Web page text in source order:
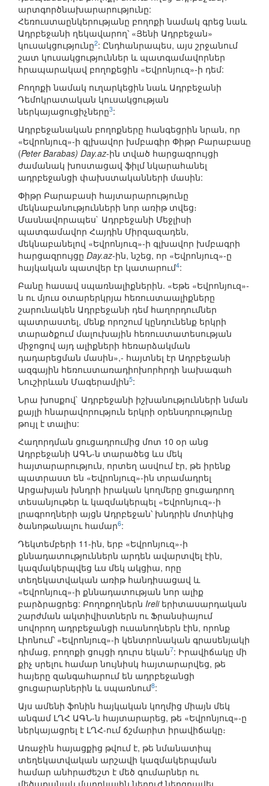
արտգործնախարարությունը:
Հեռուստաընկերությանը բողոքի նամակ գրեց նաև
Ադրբեջանի ղեկավարող՝ «Յենի Ադրբեջան»
կուսակցությունը2: Ընդհանրապես, այս շրջանում
շատ կուսակցություններ և պատգամավորներ
հրապարակավ բողոքեցին «Եվրոնյուզ»-ի դեմ:
Բողոքի նամակ ուղարկեցին նաև Ադրբեջանի
Դեմոկրատական կուսակցության
ներկայացուցիչները3:
Ադրբեջանական բողոքները հանգեցրին նրան, որ
«Եվրոնյուզ»-ի գլխավոր խմբագիր Փիթր Բարաբասը
(Peter Barabas) Day.az-ին տված հարցազրույցի
ժամանակ խոստացավ ֆիլմ նկարահանել
ադրբեջանցի փախստականների մասին:
Փիթր Բարաբասի հայտարարությունը
մեկնաբանությունների նոր առիթ տվեց։
Մասնավորապես` Ադրբեջանի Մեջլիսի
պատգամավոր Հայդին Միրզազադեն,
մեկնաբանելով «Եվրոնյուզ»-ի գլխավոր խմբագրի
հարցազրույցը Day.az-ին, նշեց, որ «Եվրոնյուզ»-ը
հայկական պատվեր էր կատարում4:
Բանը հասավ սպառնալիքներին. «Եթե «Եվրոնյուզ»-
ն ու մյուս օտարերկրյա հեռուստաալիքները
շարունակեն Ադրբեջանի դեմ հաղորդումներ
պատրաստել, մենք որոշում կընդունենք երկրի
տարածքում մալուխային հեռուստատեսության
միջոցով այդ ալիքների հեռարձակման
դադարեցման մասին»,- հայտնել էր Ադրբեջանի
ազգային հեռուստառադիոխորհրդի նախագահ
Նուշիրևան Մագերամլին5:
Նրա խոսքով` Ադրբեջանի իշխանությունների նման
քայլի հնարավորություն երկրի օրենսդրությունը
թույլ է տալիս:
Հաղորդման ցուցադրումից մոտ 10 օր անց
Ադրբեջանի ԱԳՆ-ն տարածեց ևս մեկ
հայտարարություն, որտեղ ասվում էր, թե իրենք
պատրաստ են «Եվրոնյուզ»-ին տրամադրել
Արցախյան խնդրի իրական կողմերը ցուցադրող
տեսանյութեր և կազմակերպել «Եվրոնյուզ»-ի
լրագրողների այցն Ադրբեջան՝ խնդրին մոտիկից
ծանոթանալու համար6:
Դեկտեմբերի 11-ին, երբ «Եվրոնյուզ»-ի
քննադատություններն արդեն ավարտվել էին,
կազմակերպվեց ևս մեկ ակցիա, որը
տեղեկատվական առիթ հանդիսացավ և
«Եվրոնյուզ»-ի քննադատության նոր ալիք
բարձրացրեց: Բողոքողներն Ireliերիտասարդական
շարժման ակտիվիստներն ու Ֆրանսիայում
սովորող ադրբեջանցի ուսանողներն էին, որոնք
Լիոնում՝ «Եվրոնյուզ»-ի կենտրոնական գրասենյակի
դիմաց, բողոքի ցույցի դուրս եկան7: Իրավիճակը մի
քիչ սրելու համար նույնիսկ հայտարարվեց, թե
հայերը զանգահարում են ադրբեջանցի
ցուցարարներին և սպառնում8:
Այս ամենի ֆոնին հայկական կողմից միայն մեկ
անգամ ԼՂՀ ԱԳՆ-ն հայտարարեց, թե «Եվրոնյուզ»-ը
ներկայացրել է ԼՂՀ-ում ճշմարիտ իրավիճակը։
Առաջին հայացքից թվում է, թե նմանատիպ
տեղեկատվական արշավի կազմակերպման
համար անհրաժեշտ է մեծ գումարներ ու